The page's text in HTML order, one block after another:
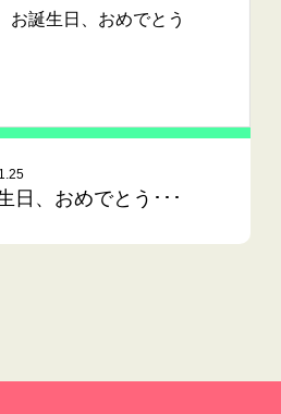
お誕生日、おめでとう
日、おめでとう･･･